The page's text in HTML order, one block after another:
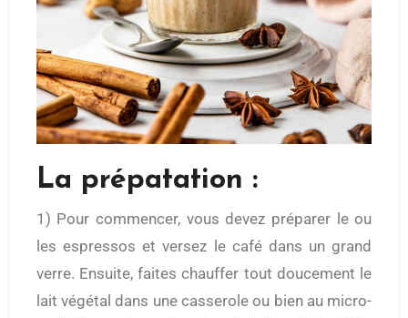
La prépatation :
1) Pour commencer, vous devez préparer le ou
les espressos et versez le café dans un grand
verre. Ensuite, faites chauffer tout doucement le
lait végétal dans une casserole ou bien au micro-